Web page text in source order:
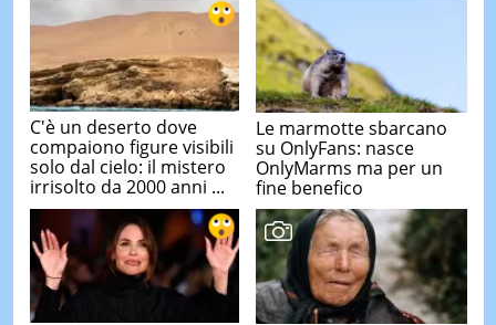
C'è un deserto dove
compaiono figure visibili
solo dal cielo: il mistero
irrisolto da 2000 anni ...
Le marmotte sbarcano
su OnlyFans: nasce
OnlyMarms ma per un
fine benefico